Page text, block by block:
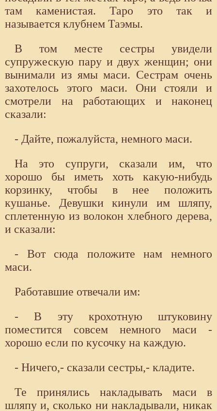
там каменистая. Таро это так и
называется клубнем Таэмы.
В том месте сестры увидели
супружескую пару и двух женщин; они
вынимали из ямы маси. Сестрам очень
захотелось этого маси. Они стояли и
смотрели на работающих и наконец
сказали:
- Дайте, пожалуйста, немного маси.
На это супруги, сказали им, что
хорошо бы иметь хоть какую-нибудь
корзинку, чтобы в нее положить
кушанье. Девушки кинули им шляпу,
сплетенную из волокон хлебного дерева,
и сказали:
- Вот сюда положите нам немного
маси.
Работавшие отвечали им:
- В эту крохотную штуковину
поместится совсем немного маси -
хорошо если по кусочку на каждую.
- Ничего,- сказали сестры,- кладите.
Те принялись накладывать маси в
шляпу и, сколько ни накладывали, никак